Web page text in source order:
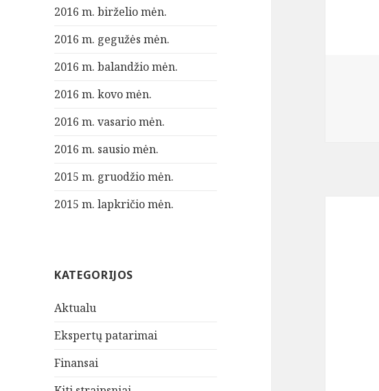
2016 m. birželio mėn.
2016 m. gegužės mėn.
2016 m. balandžio mėn.
2016 m. kovo mėn.
2016 m. vasario mėn.
2016 m. sausio mėn.
2015 m. gruodžio mėn.
2015 m. lapkričio mėn.
KATEGORIJOS
Aktualu
Ekspertų patarimai
Finansai